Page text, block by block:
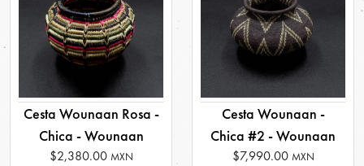
Cesta Wounaan Rosa -
Chica - Wounaan
$2,380.00 MXN
Cesta Wounaan -
Chica #2 - Wounaan
$7,990.00 MXN